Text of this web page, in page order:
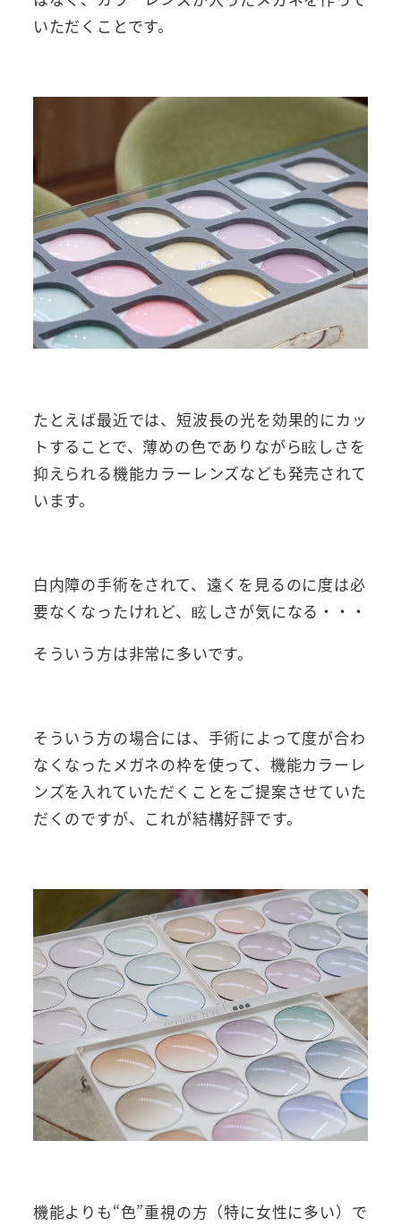
いただくことです。
たとえば最近では、短波長の光を効果的にカッ
トすることで、薄めの色でありながら眩しさを
抑えられる機能カラーレンズなども発売されて
います。
白内障の手術をされて、遠くを見るのに度は必
要なくなったけれど、眩しさが気になる・・・
そういう方は非常に多いです。
そういう方の場合には、手術によって度が合わ
なくなったメガネの枠を使って、機能カラーレ
ンズを入れていただくことをご提案させていた
だくのですが、これが結構好評です。
機能よりも“色”重視の方（特に女性に多い）で